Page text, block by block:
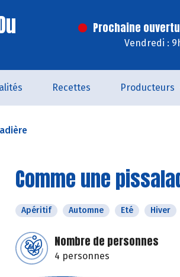
Prochaine
Vendredi :
Recettes Producteurs
Comme une
Apéritif Automne Eté Hiver
Nombre de personnes
4 personnes